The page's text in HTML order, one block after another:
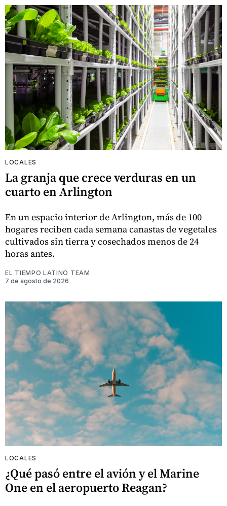
LOCALES
La granja que crece verduras en un
cuarto en Arlington
En un espacio interior de Arlington, más de 100
hogares reciben cada semana canastas de vegetales
cultivados sin tierra y cosechados menos de 24
horas antes.
EL TIEMPO LATINO TEAM
7 de agosto de 2026
LOCALES
¿Qué pasó entre el avión y el Marine
One en el aeropuerto Reagan?